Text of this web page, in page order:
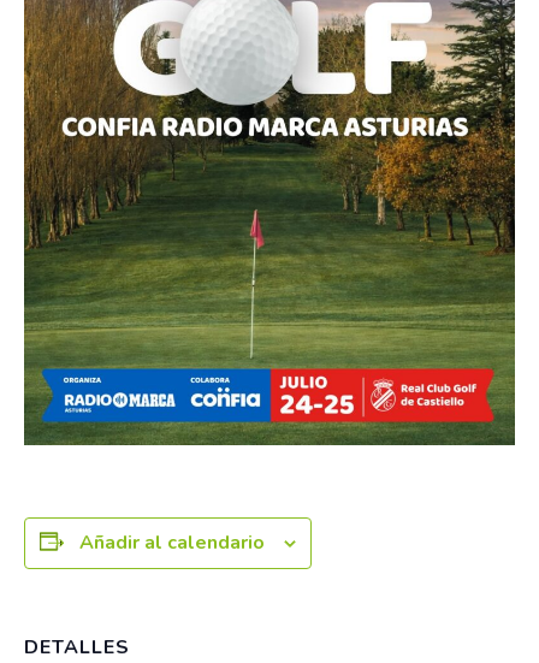
Añadir al calendario
DETALLES